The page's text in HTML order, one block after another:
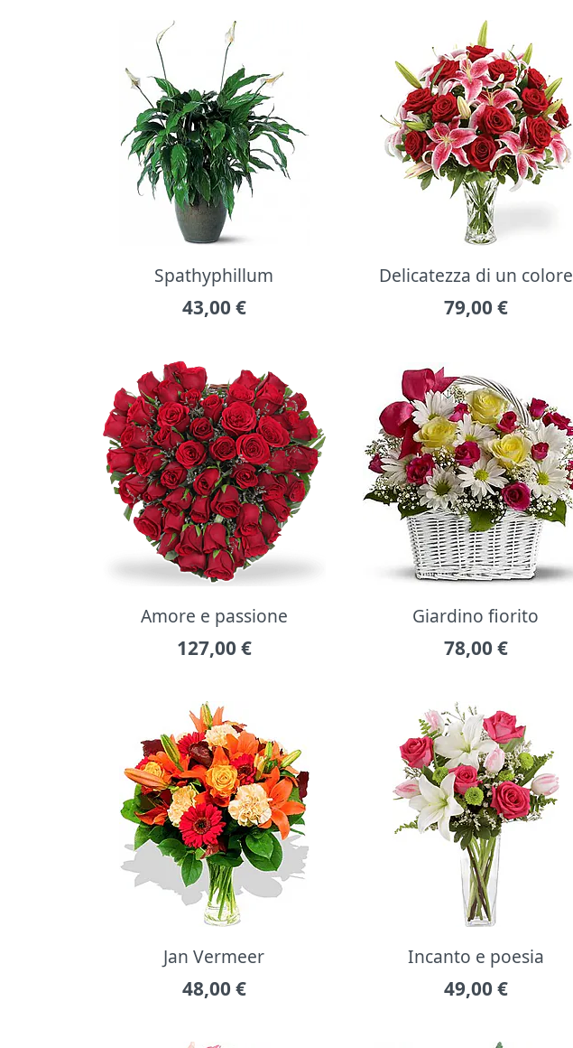
Spathyphillum
43,00 €
Delicatezza di un colore
79,00 €
Amore e passione
127,00 €
Giardino fiorito
78,00 €
Jan Vermeer
48,00 €
Incanto e poesia
49,00 €